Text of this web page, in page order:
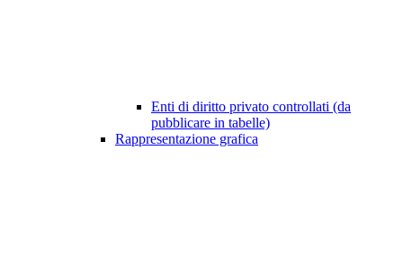
Enti di diritto privato controllati (da
pubblicare in tabelle)
Rappresentazione grafica